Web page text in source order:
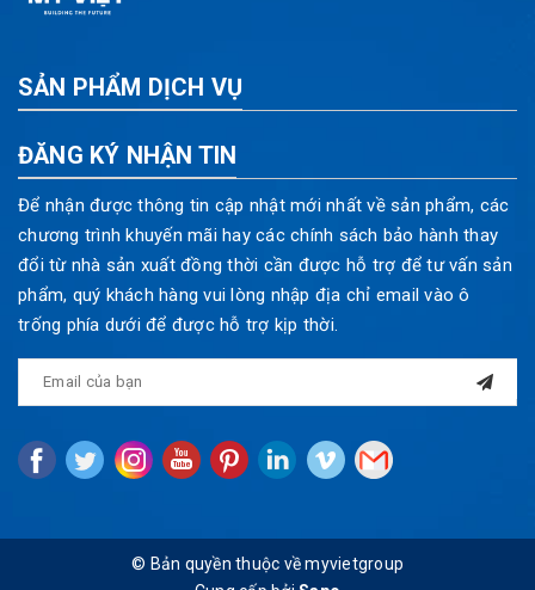
SẢN PHẨM DỊCH VỤ
ĐĂNG KÝ NHẬN TIN
Để nhận được thông tin cập nhật mới nhất về sản phẩm, các
chương trình khuyến mãi hay các chính sách bảo hành thay
đổi từ nhà sản xuất đồng thời cần được hỗ trợ để tư vấn sản
phẩm, quý khách hàng vui lòng nhập địa chỉ email vào ô
trống phía dưới để được hỗ trợ kịp thời.
© Bản quyền thuộc về myvietgroup